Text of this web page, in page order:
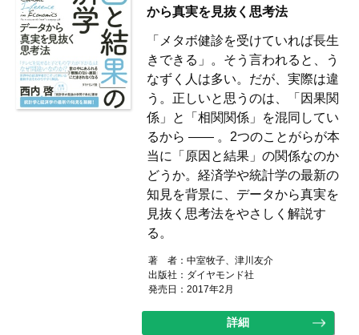
から真実を見抜く思考法
「メタボ健診を受けていれば長生
きできる」。そう言われると、う
なずく人は多い。だが、実際は違
う。正しいと思うのは、「因果関
係」と「相関関係」を混同してい
るから ―― 。2つのことがらが本
当に「原因と結果」の関係なのか
どうか。経済学や統計学の最新の
知見を背景に、データから真実を
見抜く思考法をやさしく解説す
る。
著 者：中室牧子、津川友介
出版社：ダイヤモンド社
発売日：2017年2月
詳細